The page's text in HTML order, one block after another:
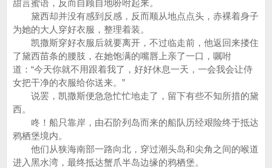
甜言蜜语，反而自顾自地吩咐起来。
黛西却并没有感到反感，反而顺从地点点头，赤裸着身子
为她的大人穿好衣服，整理着装。
凯撒斯穿好衣服后就要离开，不过临走前，他返回来搂住
了黛西苗条的腰肢，在她饱满的嘴唇上亲了一口，嘱咐
道：“今天你就不用跟着我了，好好休息一天，一会我会让侍
女把干净的衣服给你送来。”
说罢，凯撒斯便急急忙忙地走了，留下有些不知所措的黛
西。
咚！船只靠岸，由石阶列岛而来的船队历经艰险终于抵达
鸦栖堡境内。
他们从狭海南部一路向北，穿过潮头岛和尖角之间的喉道
进入黑水湾，最终抵达蟹爪半岛边缘的鸦栖堡。